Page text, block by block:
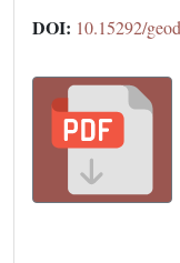
DOI: 10.15292/